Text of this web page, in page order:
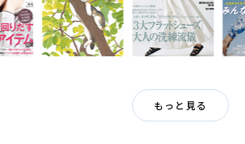
もっと見る